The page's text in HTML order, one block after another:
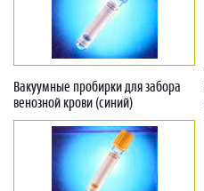
Вакуумные пробирки для забора
венозной крови (синий)